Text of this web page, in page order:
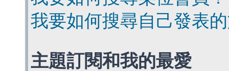
我要如何搜尋自己發表
主題訂閱和我的最愛